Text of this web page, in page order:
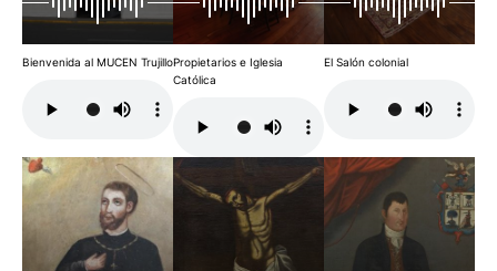
Bienvenida al MUCEN TrujilloPropietarios e Iglesia
Católica
El Salón colonial